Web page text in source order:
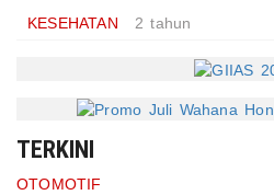
KESEHATAN 2 tahun
TERKINI
OTOMOTIF